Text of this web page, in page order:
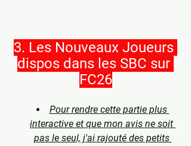
3. Les Nouveaux Joueurs
dispos dans les SBC sur
FC26
Pour rendre cette partie plus
interactive et que mon avis ne soit
pas le seul, j'ai rajouté des petits